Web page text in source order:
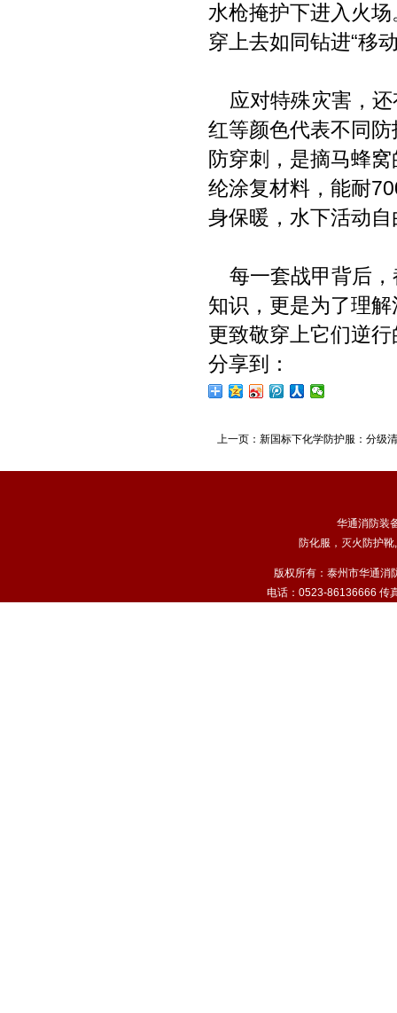
水枪掩护下进入火
穿上去如同钻进“移
应对特殊灾害，还
红等颜色代表不同
防穿刺，是摘马蜂
纶涂复材料，能耐
身保暖，水下活动
每一套战甲背后，
知识，更是为了理
更致敬穿上它们逆
分享到：
上一页： 新国标下化学防护服：分级
华通消防装
防化服 ， 灭火防护靴,
版权所有：泰州市华通消
电话：0523-86136666 传